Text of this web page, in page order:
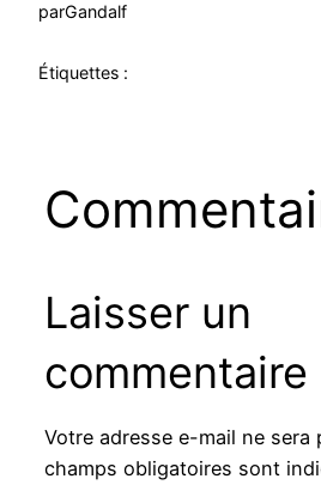
parGandalf
Étiquettes :
Laisser un
commentaire
Votre adresse e-mail ne sera
champs obligatoires sont